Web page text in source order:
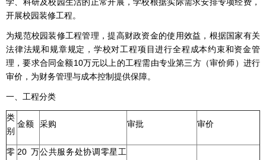
学、科研及校园生活的正常开展，学校根据实际需求安排专项经费，
开展校园装修工程。
为规范校园装修工程管理，提高财政资金的使用效益，根据国家有关
法律法规和规章规定，学校对工程项目进行全程成本约束和资金管
理，要求合同金额10万元以上的工程需由专业第三方（审价师）进行
审价，为财务管理与成本控制提供保障。
一、工程分类
类
别
金额 采购 审批 审价
零 20万公共服务处协调零星工